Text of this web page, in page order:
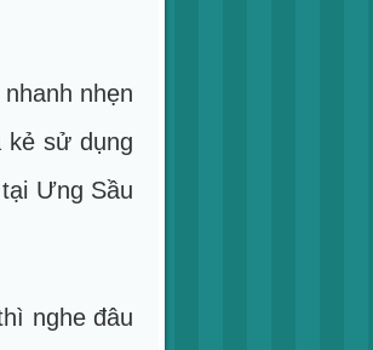
nhẹn
kẻ sử dụng
Ưng Sầu
nghe đâu